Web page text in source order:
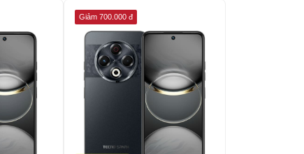
Giảm 700.000 đ